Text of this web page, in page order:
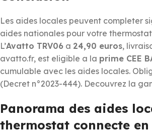
Les aides locales peuvent completer
aides nationales pour votre
L’Avatto TRV06 a 24,90 euros,
avatto.fr, est eligible a la prime CEE
cumulable avec les aides locales.
(Decret n°2023-444). Decouvrez la
Panorama des aides
thermostat connecte en